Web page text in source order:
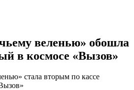
веленью» обошла
в космосе «Вызов»
стала вторым по кассе